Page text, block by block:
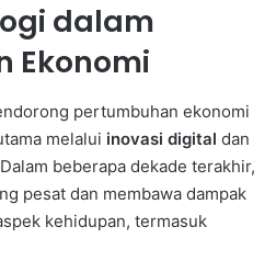
dalam
Ekonomi
pertumbuhan ekonomi
melalui inovasi digital dan
beberapa dekade terakhir,
pesat dan membawa dampak
kehidupan, termasuk